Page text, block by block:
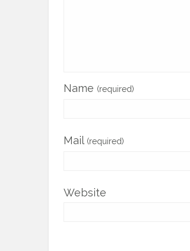
Name (required)
Mail (required)
Website